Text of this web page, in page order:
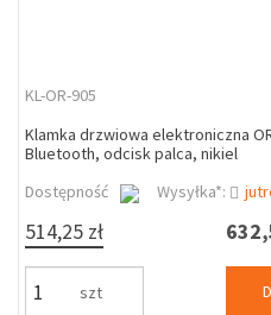
KL-OR-905
Klamka drzwiowa elektroniczna
Bluetooth, odcisk palca, nikiel
Dostępność
Wysyłka*:
514,25 zł
szt